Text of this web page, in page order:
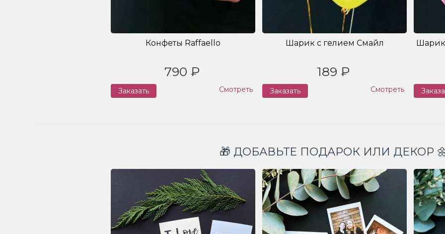
Конфеты Raffaello
790 ₽
Заказать Смотреть
Шарик с гелием Смайл
189 ₽
Заказать Смотреть
🎁 ДОБАВЬТЕ ПОДАРОК ИЛИ ДЕКОР